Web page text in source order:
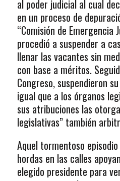
al poder judicial al cual
en un proceso de
“Comisión de Emergencia
procedió a suspender a
llenar las vacantes sin
con base a méritos.
Congreso, suspendieron
igual que a los órganos
sus atribuciones las
legislativas” también
Aquel tormentoso
hordas en las calles
elegido presidente para